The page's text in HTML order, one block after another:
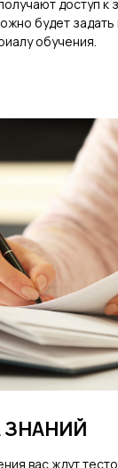
доступ к
будет
обучения.
ЗНАНИЙ
вас ждут